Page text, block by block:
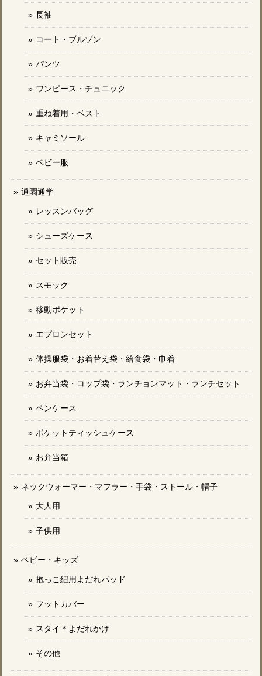
長袖
コート・ブルゾン
パンツ
ワンピース・チュニック
重ね着用・ベスト
キャミソール
ベビー服
通園通学
レッスンバッグ
シューズケース
セット販売
スモック
移動ポケット
エプロンセット
体操服袋・お着替え袋・給食袋・巾着
お弁当袋・コップ袋・ランチョンマット・ランチセット
ペンケース
ポケットティッシュケース
お弁当箱
ネックウォーマー・マフラー・手袋・ストール・帽子
大人用
子供用
ベビー・キッズ
抱っこ紐用よだれパッド
フットカバー
スタイ＊よだれかけ
その他